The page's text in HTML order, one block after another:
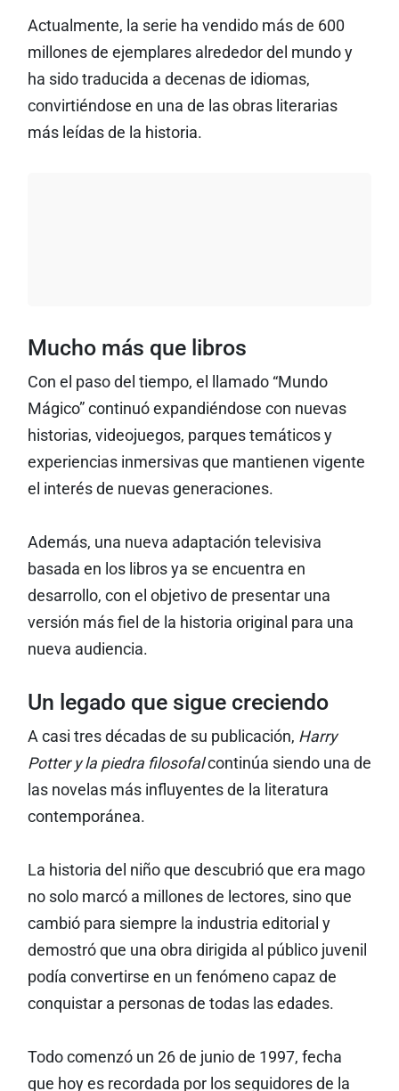
Actualmente, la serie ha vendido más de 600
millones de ejemplares alrededor del mundo y
ha sido traducida a decenas de idiomas,
convirtiéndose en una de las obras literarias
más leídas de la historia.
Mucho más que libros
Con el paso del tiempo, el llamado “Mundo
Mágico” continuó expandiéndose con nuevas
historias, videojuegos, parques temáticos y
experiencias inmersivas que mantienen vigente
el interés de nuevas generaciones.
Además, una nueva adaptación televisiva
basada en los libros ya se encuentra en
desarrollo, con el objetivo de presentar una
versión más fiel de la historia original para una
nueva audiencia.
Un legado que sigue creciendo
A casi tres décadas de su publicación, Harry
Potter y la piedra filosofalcontinúa siendo una de
las novelas más influyentes de la literatura
contemporánea.
La historia del niño que descubrió que era mago
no solo marcó a millones de lectores, sino que
cambió para siempre la industria editorial y
demostró que una obra dirigida al público juvenil
podía convertirse en un fenómeno capaz de
conquistar a personas de todas las edades.
Todo comenzó un 26 de junio de 1997, fecha
que hoy es recordada por los seguidores de la